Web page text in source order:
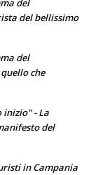
del
del bellissimo
del
che
inizio" - La
del
in Campania